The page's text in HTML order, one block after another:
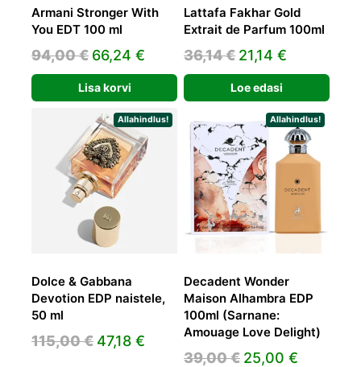
Armani Stronger With
You EDT 100 ml
94,00€ Algne
hind
oli:
94,00 €.
66,24 € Praegune
hind
on:
66,24 €.
Lisa korvi
Lattafa Fakhar Gold
Extrait de Parfum 100ml
36,14€ Algne
hind
oli:
36,14 €.
21,14 €
hind
on:
21,14 €.
Loe edasi
Allahindlus!
Dolce & Gabbana
Devotion EDP naistele,
50 ml
115,00€ Algne
47,18 € Praegune
Allahindlus!
Decadent Wonder
Maison Alhambra EDP
100ml (Sarnane:
Amouage Love Delight)
39,00€ Algne
25,00 €